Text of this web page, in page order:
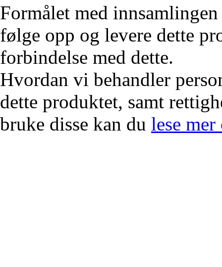
Formålet med
følge opp og levere dette
forbindelse med dette.
Hvordan vi behandler
dette produktet, samt
bruke disse kan du lese mer